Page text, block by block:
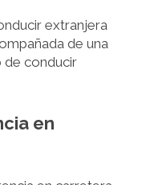
extranjera
de una
de conducir
en